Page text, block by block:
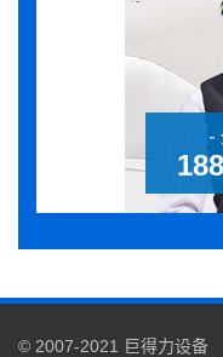
© 2007-2021
巨得力设备